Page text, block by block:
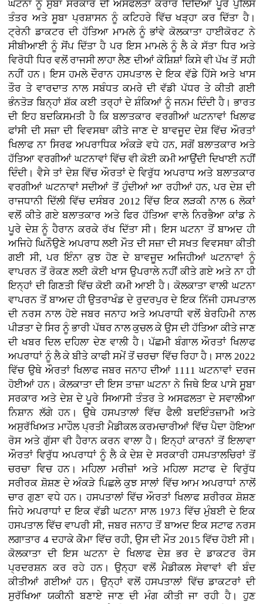
ਘਟਨਾ ਨੂੰ ਸੁਬਾ ਸਰਕਾਰ ਦੀ ਅਸਫਲਤਾ ਕਰਾਰ ਦਿੰਦਿਆਂ ਪੂਰੇ ਪੁਲਿਸ
ਤੰਤਰ ਅਤੇ ਸੂਬਾ ਪ੍ਰਸ਼ਾਸਨ ਨੂੰ ਕਟਿਹਰੇ ਵਿੱਚ ਖੜ੍ਹਾ ਕਰ ਦਿੱਤਾ ਹੈ।
ਟ੍ਰੇਨੀ ਡਾਕਟਰ ਦੀ ਹੱਤਿਆ ਮਾਮਲੇ ਨੂੰ ਭਾਂਵੇ ਕੋਲਕਾਤਾ ਹਾਈਕੋਰਟ ਨੇ
ਸੀਬੀਆਈ ਨੂੰ ਸੋਂਪ ਦਿੱਤਾ ਹੈ ਪਰ ਇਸ ਮਾਮਲੇ ਨੂੰ ਲੈ ਕੇ ਸੱਤਾ ਧਿਰ ਅਤੇ
ਵਿਰੋਧੀ ਧਿਰ ਵਲੋਂ ਰਾਜਸੀ ਲਾਹਾ ਲੈਣ ਦੀਆਂ ਕੋਸ਼ਿਸ਼ਾਂ ਕਿਸੇ ਵੀ ਪੱਖ ਤੋਂ ਸਹੀ
ਨਹੀਂ ਹਨ। ਇਸ ਹਮਲੇ ਦੌਰਾਨ ਹਸਪਤਾਲ ਦੇ ਇਕ ਵੱਡੇ ਹਿੱਸੇ ਅਤੇ ਖਾਸ
ਤੌਰ ਤੇ ਵਾਰਦਾਤ ਨਾਲ ਸਬੰਧਤ ਕਮਰੇ ਦੀ ਵੱਡੀ ਪੱਧਰ ਤੇ ਕੀਤੀ ਗਈ
ਭੰਨਤੋੜ ਬਿਨ੍ਹਾਂ ਸ਼ੱਕ ਕਈ ਤਰ੍ਹਾਂ ਦੇ ਸ਼ੰਕਿਆਂ ਨੂੰ ਜਨਮ ਦਿੰਦੀ ਹੈ। ਭਾਰਤ
ਦੀ ਇਹ ਬਦਕਿਸਮਤੀ ਹੈ ਕਿ ਬਲਾਤਕਾਰ ਵਰਗੀਆਂ ਘਟਨਾਵਾਂ ਖਿਲਾਫ
ਫਾਂਸੀ ਦੀ ਸਜ਼ਾ ਦੀ ਵਿਵਸਥਾ ਕੀਤੇ ਜਾਣ ਦੇ ਬਾਵਜੂਦ ਦੇਸ਼ ਵਿੱਚ ਔਰਤਾਂ
ਖਿਲਾਫ ਨਾ ਸਿਰਫ ਅਪਰਾਧਿਕ ਅੰਕੜੇ ਵਧੇ ਹਨ, ਸਗੋਂ ਬਲਾਤਕਾਰ ਅਤੇ
ਹੱਤਿਆ ਵਰਗੀਆਂ ਘਟਨਾਵਾਂ ਵਿੱਚ ਵੀ ਕੋਈ ਕਮੀ ਆਉਂਦੀ ਦਿਖਾਈ ਨਹੀਂ
ਦਿੰਦੀ। ਵੈਸੇ ਤਾਂ ਦੇਸ਼ ਵਿੱਚ ਔਰਤਾਂ ਦੇ ਵਿਰੁੱਧ ਅਪਰਾਧ ਅਤੇ ਬਲਾਤਕਾਰ
ਵਰਗੀਆਂ ਘਟਨਾਵਾਂ ਸਦੀਆਂ ਤੋਂ ਹੁੰਦੀਆਂ ਆ ਰਹੀਆਂ ਹਨ, ਪਰ ਦੇਸ਼ ਦੀ
ਰਾਜਧਾਨੀ ਦਿੱਲੀ ਵਿੱਚ ਦਸੰਬਰ 2012 ਵਿੱਚ ਇਕ ਲੜਕੀ ਨਾਲ 6 ਲੋਕਾਂ
ਵਲੋਂ ਕੀਤੇ ਗਏ ਬਲਾਤਕਾਰ ਅਤੇ ਫਿਰ ਹੱਤਿਆ ਵਾਲੇ ਨਿਰਭੈਆ ਕਾਂਡ ਨੇ
ਪੂਰੇ ਦੇਸ਼ ਨੂੰ ਹੈਰਾਨ ਕਰਕੇ ਰੱਖ ਦਿੱਤਾ ਸੀ। ਇਸ ਘਟਨਾ ਤੋਂ ਬਾਅਦ ਹੀ
ਅਜਿਹੇ ਘਿਨੌਉਣੇ ਅਪਰਾਧ ਲਈ ਮੌਤ ਦੀ ਸਜ਼ਾ ਦੀ ਸਖਤ ਵਿਵਸਥਾ ਕੀਤੀ
ਗਈ ਸੀ, ਪਰ ਇੰਨਾ ਕੁਝ ਹੋਣ ਦੇ ਬਾਵਜੂਦ ਅਜਿਹੀਆਂ ਘਟਨਾਵਾਂ ਨੂੰ
ਵਾਪਰਨ ਤੋਂ ਰੋਕਣ ਲਈ ਕੋਈ ਖਾਸ ਉਪਰਾਲੇ ਨਹੀਂ ਕੀਤੇ ਗਏ ਅਤੇ ਨਾ ਹੀ
ਇਨ੍ਹਾਂ ਦੀ ਗਿਣਤੀ ਵਿੱਚ ਕੋਈ ਕਮੀ ਆਈ ਹੈ। ਕੋਲਕਾਤਾ ਵਾਲੀ ਘਟਨਾ
ਵਾਪਰਨ ਤੋਂ ਬਾਅਦ ਹੀ ਉਤਰਾਖੰਡ ਦੇ ਰੁਦਰਪੁਰ ਦੇ ਇਕ ਨਿੱਜੀ ਹਸਪਤਾਲ
ਦੀ ਨਰਸ ਨਾਲ ਹੋਏ ਜਬਰ ਜਨਾਹ ਅਤੇ ਅਪਰਾਧੀ ਵਲੋਂ ਬੇਰਹਿਮੀ ਨਾਲ
ਪੀੜਤਾ ਦੇ ਸਿਰ ਨੂੰ ਭਾਰੀ ਪੱਥਰ ਨਾਲ ਕੁਚਲ ਕੇ ਉਸ ਦੀ ਹੱਤਿਆ ਕੀਤੇ ਜਾਣ
ਦੀ ਖਬਰ ਦਿਲ ਦਹਿਲਾ ਦੇਣ ਵਾਲੀ ਹੈ। ਪੱਛਮੀ ਬੰਗਾਲ ਔਰਤਾਂ ਖਿਲਾਫ
ਅਪਰਾਧਾਂ ਨੂੰ ਲੈ ਕੇ ਬੀਤੇ ਕਾਫੀ ਸਮੇਂ ਤੋਂ ਚਰਚਾ ਵਿੱਚ ਰਿਹਾ ਹੈ। ਸਾਲ 2022
ਵਿੱਚ ਉਥੇ ਔਰਤਾਂ ਖਿਲਾਫ ਜਬਰ ਜਨਾਹ ਦੀਆਂ 1111 ਘਟਨਾਵਾਂ ਦਰਜ
ਹੋਈਆਂ ਹਨ। ਕੋਲਕਾਤਾ ਦੀ ਇਸ ਤਾਜ਼ਾ ਘਟਨਾ ਨੇ ਜਿਥੇ ਇਕ ਪਾਸੇ ਸੂਬਾ
ਸਰਕਾਰ ਅਤੇ ਦੇਸ਼ ਦੇ ਪੂਰੇ ਸਿਆਸੀ ਤੰਤਰ ਤੇ ਅਸਫਲਤਾ ਦੇ ਸਵਾਲੀਆ
ਨਿਸ਼ਾਨ ਲੱਗੇ ਹਨ। ਉਥੇ ਹਸਪਤਾਲਾਂ ਵਿੱਚ ਫੈਲੀ ਬਦਇੰਤਜ਼ਾਮੀ ਅਤੇ
ਅਸੁਰੱਖਿਅਤ ਮਾਹੌਲ ਪ੍ਰਤੀ ਮੈਡੀਕਲ ਕਰਮਚਾਰੀਆਂ ਵਿੱਚ ਪੈਦਾ ਹੋਇਆ
ਰੋਸ ਅਤੇ ਗੁੱਸਾ ਵੀ ਹੈਰਾਨ ਕਰਨ ਵਾਲਾ ਹੈ। ਇਨ੍ਹਾਂ ਕਾਰਨਾਂ ਤੋਂ ਇਲਾਵਾ
ਔਰਤਾਂ ਵਿਰੁੱਧ ਅਪਰਾਧਾਂ ਨੂੰ ਲੈ ਕੇ ਦੇਸ਼ ਦੇ ਸਰਕਾਰੀ ਹਸਪਤਾਲਚਿਰਾਂ ਤੋਂ
ਚਰਚਾ ਵਿਚ ਹਨ। ਮਹਿਲਾ ਮਰੀਜ਼ਾਂ ਅਤੇ ਮਹਿਲਾ ਸਟਾਫ ਦੇ ਵਿਰੁੱਧ
ਸਰੀਰਕ ਸ਼ੋਸ਼ਣ ਦੇ ਅੰਕੜੇ ਪਿਛਲੇ ਕੁਝ ਸਾਲਾਂ ਵਿੱਚ ਆਮ ਅਪਰਾਧਾਂ ਨਾਲੋਂ
ਚਾਰ ਗੁਣਾ ਵਧੇ ਹਨ। ਹਸਪਤਾਲਾਂ ਵਿੱਚ ਔਰਤਾਂ ਖਿਲਾਫ ਸ਼ਰੀਰਕ ਸ਼ੋਸ਼ਣ
ਜਿਹੇ ਅਪਰਾਧਾਂ ਦ ਇਕ ਵੱਡੀ ਘਟਨਾ ਸਾਲ 1973 ਵਿੱਚ ਮੁੰਬਈ ਦੇ ਇਕ
ਹਸਪਤਾਲ ਵਿੱਚ ਵਾਪਰੀ ਸੀ, ਜਬਰ ਜਨਾਹ ਤੋਂ ਬਾਅਦ ਇਕ ਸਟਾਫ ਨਰਸ
ਲਗਾਤਾਰ 4 ਦਹਾਕੇ ਕੋੋਮਾ ਵਿੱਚ ਰਹੀ, ਉਸ ਦੀ ਮੌਤ 2015 ਵਿੱਚ ਹੋਈ ਸੀ।
ਕੋਲਕਾਤਾ ਦੀ ਇਸ ਘਟਨਾ ਦੇ ਖਿਲਾਫ ਦੇਸ਼ ਭਰ ਦੇ ਡਾਕਟਰ ਰੋਸ
ਪ੍ਰਦਰਸ਼ਨ ਕਰ ਰਹੇ ਹਨ। ਉਨ੍ਹਾ ਵਲੋਂ ਮੈਡੀਕਲ ਸੇਵਾਵਾਂ ਵੀ ਬੰਦ
ਕੀਤੀਆਂ ਗਈਆਂ ਹਨ। ਉਨ੍ਹਾਂ ਵਲੋਂ ਹਸਪਤਾਲਾਂ ਵਿੱਚ ਡਾਕਟਰਾਂ ਦੀ
ਸੁਰੱਖਿਆ ਯਕੀਨੀ ਬਣਾਏ ਜਾਣ ਦੀ ਮੰਗ ਕੀਤੀ ਜਾ ਰਹੀ ਹੈ। ਹੁਣ